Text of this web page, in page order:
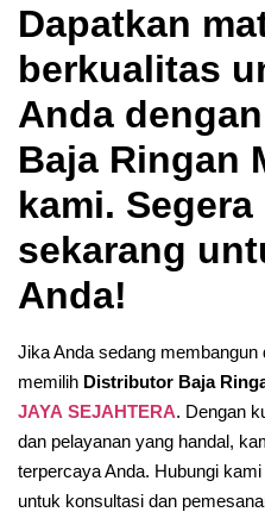
Dapatkan
berkualitas
Anda
Baja Ringan
kami. Segera
sekarang
Anda!
Jika Anda sedang membangun
memilih Distributor Baja
JAYA SEJAHTERA. Dengan
dan pelayanan yang handal,
terpercaya Anda. Hubungi
untuk konsultasi dan